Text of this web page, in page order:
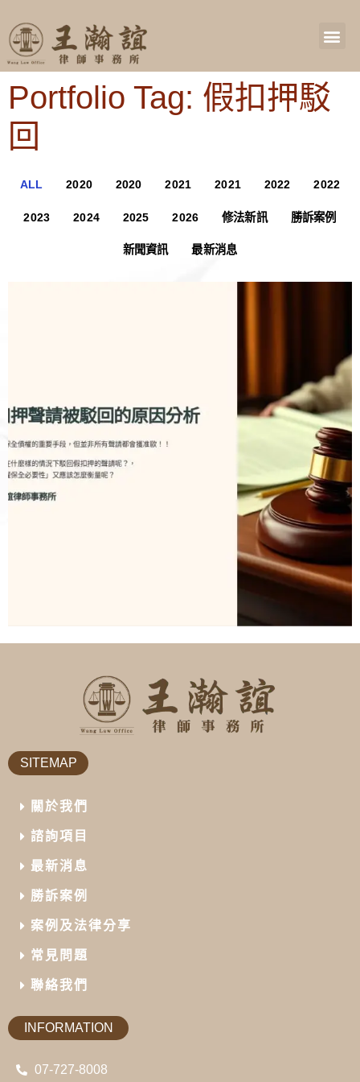
Portfolio Tag: 假扣押駁
回
ALL 2020 2020 2021 2021 2022 2022
2023 2024 2025 2026 修法新訊 勝訴案例
新聞資訊 最新消息
SITEMAP
關於我們
諮詢項目
最新消息
勝訴案例
案例及法律分享
常見問題
聯絡我們
INFORMATION
07-727-8008